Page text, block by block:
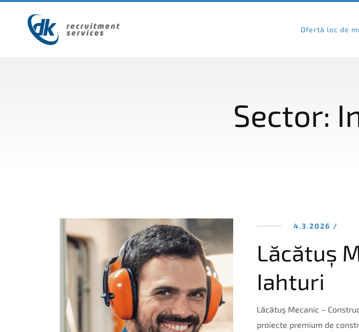
Ofertă loc de
Sector:
4.3.2026 /
Lăcătuș
Iahturi
Lăcătuș Mecanic –
proiecte premium de